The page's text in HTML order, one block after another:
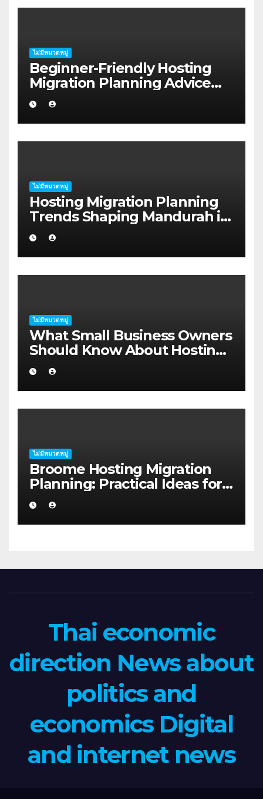
ไม่มีหมวดหมู่
Beginner-Friendly Hosting
Migration Planning Advice
for Startup Founders in Coffs
Harbour
ไม่มีหมวดหมู่
Hosting Migration Planning
Trends Shaping Mandurah in
2026
ไม่มีหมวดหมู่
What Small Business Owners
Should Know About Hosting
Migration Planning in
Geraldton
ไม่มีหมวดหมู่
Broome Hosting Migration
Planning: Practical Ideas for
First-home Buyers
Thai economic
direction News about
politics and
economics Digital
and internet news